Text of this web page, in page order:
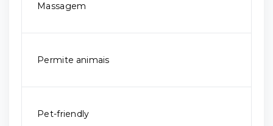
Massagem
Permite animais
Pet-friendly